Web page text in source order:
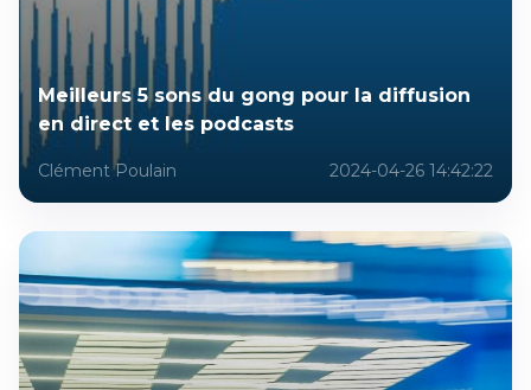
Meilleurs 5 sons du gong pour la diffusion
en direct et les podcasts
Clément Poulain 2024-04-26 14:42:22